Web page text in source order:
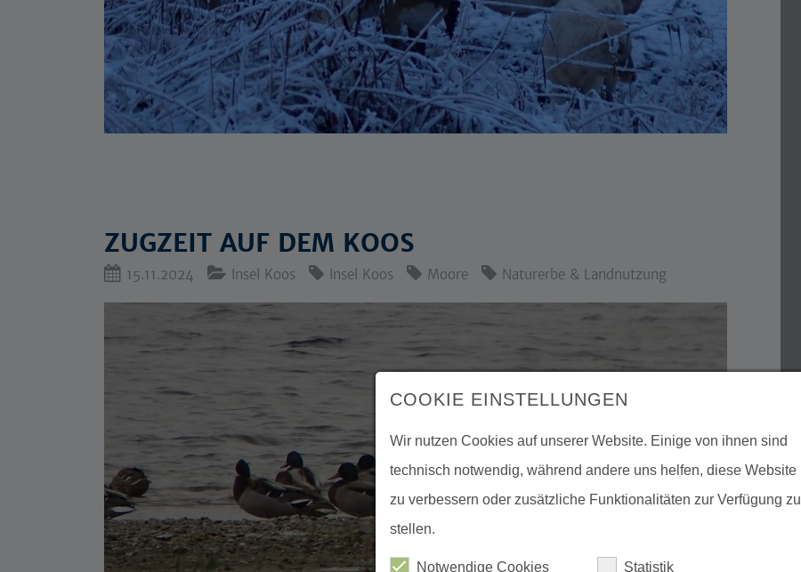
ZUGZEIT AUF DEM KOOS
15.11.2024 Insel Koos Insel Koos Moore Naturerbe & Landnutzung
COOKIE EINSTELLUNGEN
Wir nutzen Cookies auf unserer Website. Einige von ihnen sind
technisch notwendig, während andere uns helfen, diese Website
zu verbessern oder zusätzliche Funktionalitäten zur Verfügung zu
stellen.
Notwendige Cookies Statistik